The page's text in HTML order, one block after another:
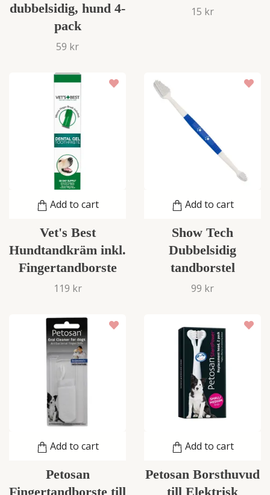
dubbelsidig, hund 4-
pack
59 kr
15 kr
Add to cart
Vet's Best
Hundtandkräm inkl.
Fingertandborste
119 kr
Add to cart
Show Tech
Dubbelsidig
tandborstel
99 kr
Add to cart
Petosan
Fingertandborste till
Add to cart
Petosan Borsthuvud
till Elektrisk